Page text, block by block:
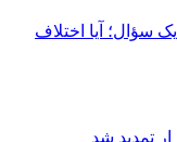
سؤال؛ آیا اختلاف